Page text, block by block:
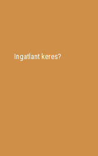
Ingatlant keres?